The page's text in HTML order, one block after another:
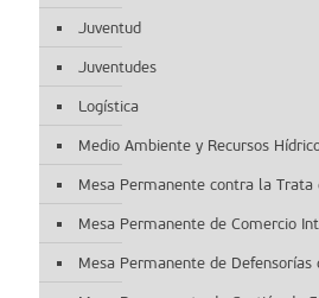
Juventud
Juventudes
Logística
Medio Ambiente y Recursos
Mesa Permanente contra la Trata
Mesa Permanente de Comercio
Mesa Permanente de Defensorías